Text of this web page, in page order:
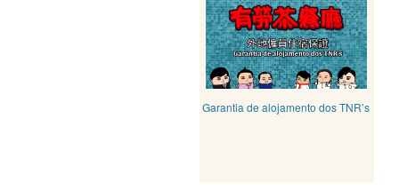
Garantia de alojamento dos TNR’s